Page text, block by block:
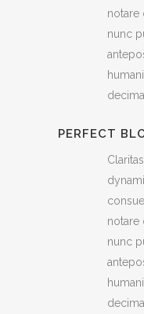
notare
nunc
PERFECT
notare
nunc